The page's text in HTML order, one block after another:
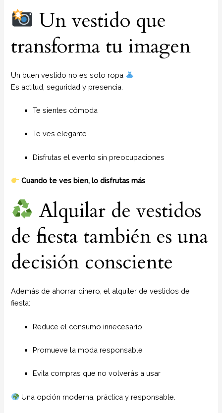
Un vestido que
transforma tu imagen
Un buen vestido no es solo ropa
Es actitud, seguridad y presencia.
Te sientes cómoda
Te ves elegante
Disfrutas el evento sin preocupaciones
Cuando te ves bien, lo disfrutas más
Alquilar de vestidos
de fiesta también es una
decisión consciente
Además de ahorrar dinero, el alquiler de vestidos de
fiesta:
Reduce el consumo innecesario
Promueve la moda responsable
Evita compras que no volverás a usar
Una opción moderna, práctica y responsable.